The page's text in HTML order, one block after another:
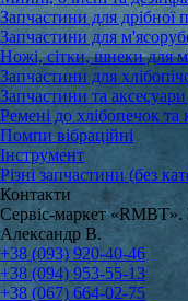
Запчастини для дрібної
Запчастини для
Ножі, сітки, шнеки для
Запчастини для
Запчастини та
Ремені до хлібопечок
Помпи вібраційні
Інструмент
Різні запчастини (без
Контакти
Сервіс-маркет «RMBT».
Александр В.
+38 (093) 920-40-46
+38 (094) 953-55-13
+38 (067) 664-02-75